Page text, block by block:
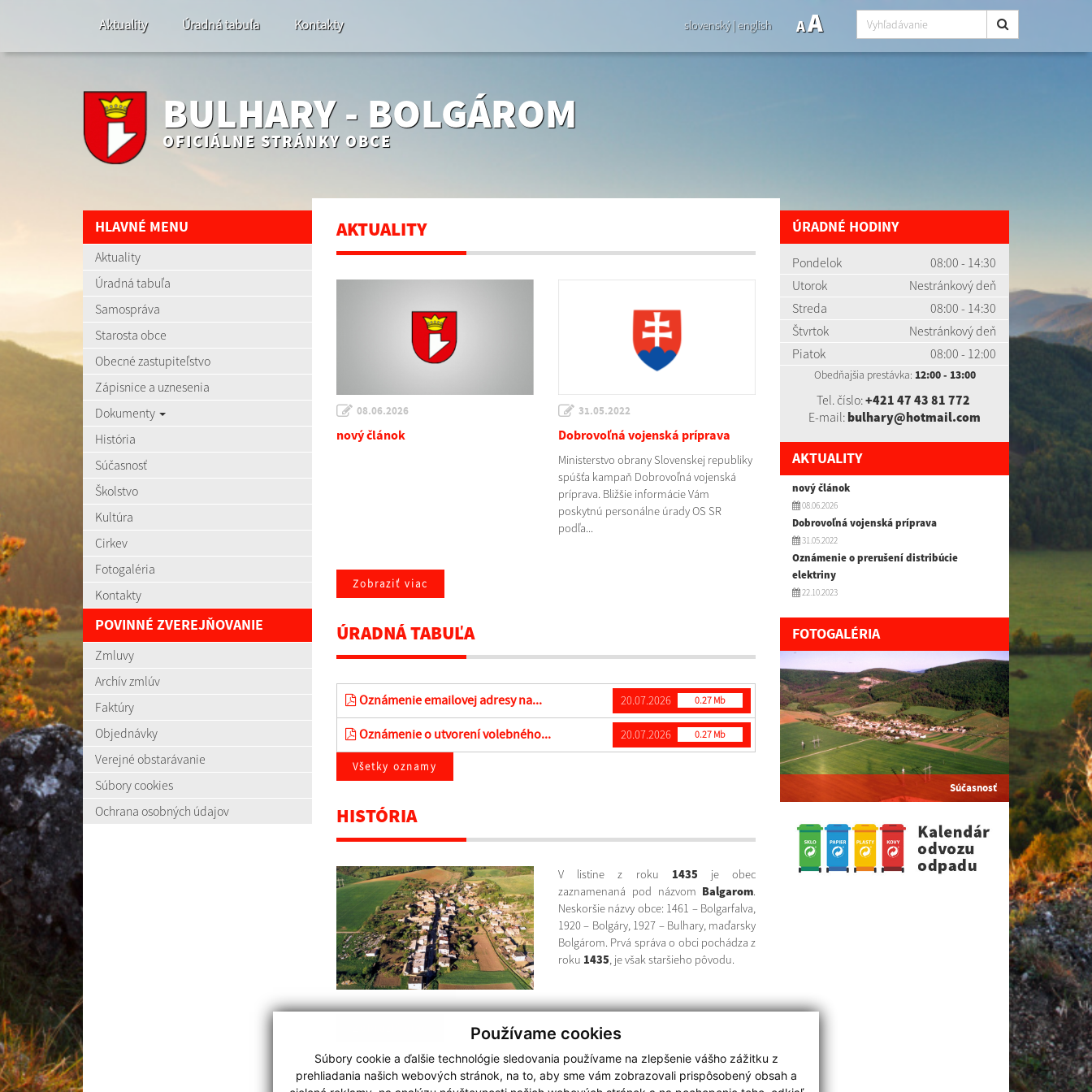
Používame cookies
Súbory cookie a ďalšie technológie sledovania používame na zlepšenie vášho zážitku z
prehliadania našich webových stránok, na to, aby sme vám zobrazovali prispôsobený obsah a
Aktuality Úradná tabuľa Kontakty slovenský| english AA
BULHARY - BOLGÁROM
OFICIÁLNE STRÁNKY OBCE
HLAVNÉ MENU
Aktuality
Úradná tabuľa
Samospráva
Starosta obce
Obecné zastupiteľstvo
Zápisnice a uznesenia
Dokumenty
História
Súčasnosť
Školstvo
Kultúra
Cirkev
Fotogaléria
Kontakty
POVINNÉ ZVEREJŇOVANIE
Zmluvy
Archív zmlúv
Faktúry
Objednávky
Verejné obstarávanie
Súbory cookies
Ochrana osobných údajov
AKTUALITY
08.06.2026
nový článok
31.05.2022
Dobrovoľná vojenská príprava
Ministerstvo obrany Slovenskej republiky
spúšťa kampaň Dobrovoľná vojenská
príprava. Bližšie informácie Vám
poskytnú personálne úrady OS SR
podľa...
Zobraziť viac
ÚRADNÁ TABUĽA
Oznámenie emailovej adresy na... 20.07.2026 0.27 Mb
Oznámenie o utvorení volebného... 20.07.2026 0.27 Mb
Všetky oznamy
HISTÓRIA
V listine z roku 1435 je obec
zaznamenaná pod názvom Balgarom.
Neskoršie názvy obce: 1461 – Bolgarfalva,
1920 – Bolgáry, 1927 – Bulhary, maďarsky
Bolgárom. Prvá správa o obci pochádza z
roku 1435, je však staršieho pôvodu.
ÚRADNÉ HODINY
Pondelok
08:00 - 14:30
Utorok
Nestránkový deň
Streda
08:00 - 14:30
Štvrtok
Nestránkový deň
Piatok
08:00 - 12:00
Obedňajšia prestávka: 12:00 - 13:00
Tel. číslo:+421 47 43 81 772
E-mail: bulhary@hotmail.com
AKTUALITY
nový článok
08.06.2026
Dobrovoľná vojenská príprava
31.05.2022
Oznámenie o prerušení distribúcie
elektriny
22.10.2023
FOTOGALÉRIA
Súčasnosť